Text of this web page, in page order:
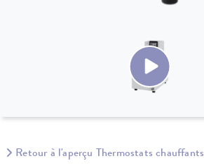
Retour à l'aperçu Thermostats chauffants